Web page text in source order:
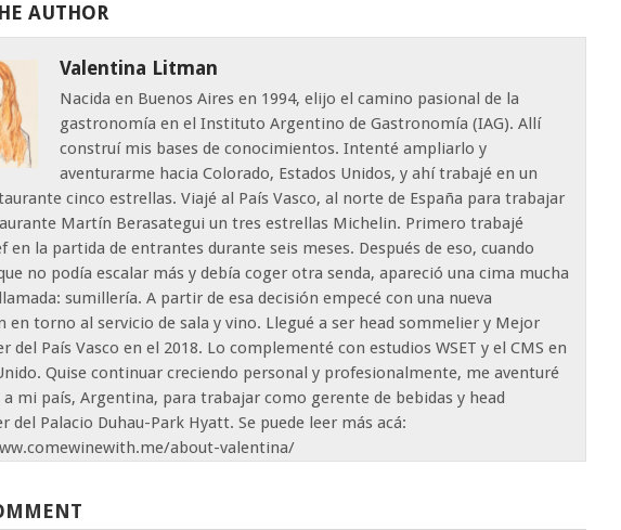
AUTHOR
Valentina Litman
Nacida en Buenos Aires en 1994, elijo el camino pasional de la
gastronomía en el Instituto Argentino de Gastronomía (IAG). Allí
construí mis bases de conocimientos. Intenté ampliarlo y
aventurarme hacia Colorado, Estados Unidos, y ahí trabajé en un
cinco estrellas. Viajé al País Vasco, al norte de España para trabajar
Martín Berasategui un tres estrellas Michelin. Primero trabajé
en la partida de entrantes durante seis meses. Después de eso, cuando
no podía escalar más y debía coger otra senda, apareció una cima mucha
sumillería. A partir de esa decisión empecé con una nueva
en torno al servicio de sala y vino. Llegué a ser head sommelier y Mejor
del País Vasco en el 2018. Lo complementé con estudios WSET y el CMS en
Quise continuar creciendo personal y profesionalmente, me aventuré
a mi país, Argentina, para trabajar como gerente de bebidas y head
del Palacio Duhau-Park Hyatt. Se puede leer más acá:
about-valentina/